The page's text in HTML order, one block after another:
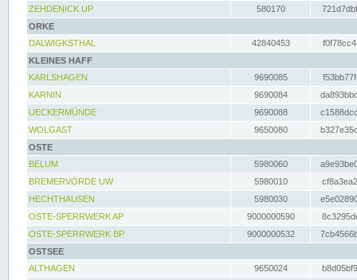
ZEHDENICK UP
580170
ORKE
DALWIGKSTHAL
42840453
KLEINES HAFF
KARLSHAGEN
9690085
KARNIN
9690084
UECKERMÜNDE
9690088
WOLGAST
9650080
OSTE
BELUM
5980060
BREMERVÖRDE UW
5980010
HECHTHAUSEN
5980030
OSTE-SPERRWERK AP
9000000590
OSTE-SPERRWERK BP
9000000532
OSTSEE
ALTHAGEN
9650024